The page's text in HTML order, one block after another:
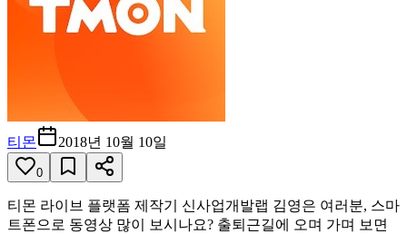
티몬 2018년 10월 10일
0
티몬 라이브 플랫폼 제작기 신사업개발랩 김영은 여러분, 스마
트폰으로 동영상 많이 보시나요? 출퇴근길에 오며 가며 보면